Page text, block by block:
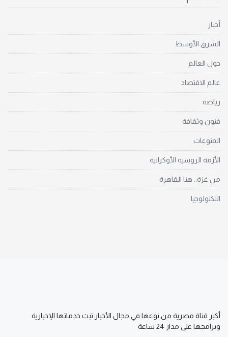
أخبار
الشرق الأوسط
حول العالم
عالم الاقتصاد
رياضة
فنون وثقافة
المنوعات
الأزمة الروسية الأوكرانية
من غزة.. هنا القاهرة
التكنولوجيا
أكبر قناة مصرية من نوعها في مجال الأخبار تبث خدماتها الإخبارية
وبرامجها على مدار 24 ساعة